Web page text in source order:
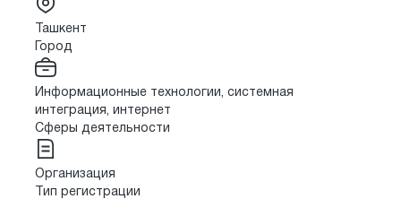
Ташкент
Город
Информационные технологии, системная
интеграция, интернет
Сферы деятельности
Организация
Тип регистрации